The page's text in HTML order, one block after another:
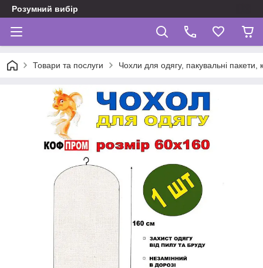
Розумний вибір
Товари та послуги Чохли для одягу, пакувальні пакети,